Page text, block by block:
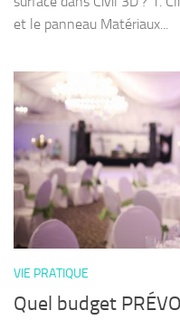
et le panneau Matériaux...
VIE PRATIQUE
Quel budget